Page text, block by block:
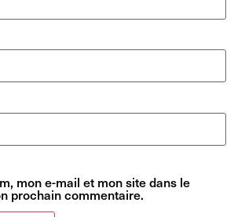
mon e-mail et mon site dans le
prochain commentaire.